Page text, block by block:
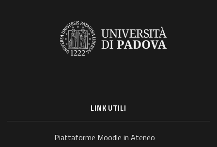
LINK UTILI
Piattaforme Moodle in Ateneo